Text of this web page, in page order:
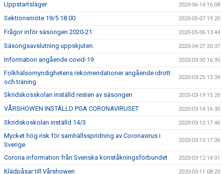
Uppstartsläger 2020-06-14 16:08
Sektionsmöte 19/5 18.00 2020-05-07 19:20
Frågor inför säsongen 2020-21 2020-05-06 13:44
Säsongsavslutning uppskjuten. 2020-04-27 20:37
Information angående covid-19 2020-03-30 16:35
Folkhälsomyndighetens rekomendationer angående idrott
och träning
2020-03-25 13:34
Skridskosskolan inställd resten av säsongen 2020-03-19 15:20
VÅRSHOWEN INSTÄLLD PGA CORONAVIRUSET 2020-03-14 16:30
Skridskoskolan inställd 14/3 2020-03-13 17:46
Mycket hög risk för samhällsspridning av Coronavirus i
Sverige
2020-03-13 17:36
Corona information från Svenska konståkningsförbundet 2020-03-12 14:01
Klädpåsar till Vårshowen 2020-03-11 08:20